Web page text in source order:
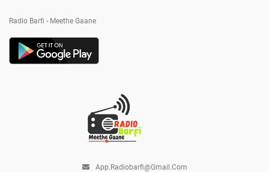
Radio Barfi - Meethe Gaane
App.radiobarfi@gmail.com